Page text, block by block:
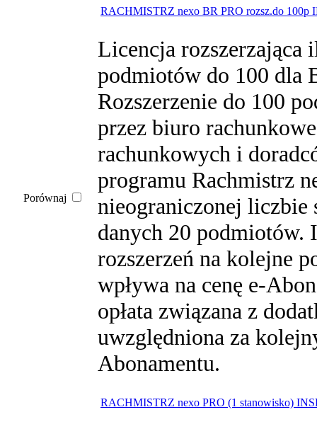
Porównaj
RACHMISTRZ nexo BR PRO rozsz.do 100p
Licencja rozszerzająca
podmiotów do 100 dla
Rozszerzenie do 100
przez biuro
rachunkowych i
programu Rachmistrz
nieograniczonej liczbie
danych 20 podmiotów.
rozszerzeń na kolejne
wpływa na cenę e-
opłata związana z
uwzględniona za
Abonamentu.
RACHMISTRZ nexo PRO (1 stanowisko)